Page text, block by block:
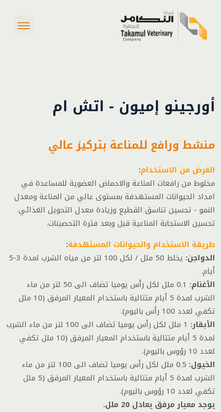
أورجينو إميون - اتش ام
منشط ورافع للمناعة بتركيز عالي
الغرض من الاستخدام:
مخلوط من رافعات المناعة والاحماض العضوية للمساعدة في
امداد الحيوانات المستهدفة بمستوى عالي من المناعة ومعدل
النمو - تحسين تناسق القطيع وزيادة معدل التحويل الغذائي.
تحسين الاستجابة المناعية قبل وبعد فترة التحصينات.
طريقة الاستخدام والحيوانات المستهدفة:
الدواجن:
يخلط 50 ملل / لكل 100 لتر من مياه الشرب لمدة 3-5
أيام.
الأغنام:
0.1 ملل لكل رأس يوميا تضاف الى 50 لتر من ماء
الشرب لمدة 5 أيام متتالية باستخدام المعيار المرفق (10 ملل
تكفي لعدد 100 رأس باليوم).
الأبقار:
1 ملل لكل رأس يوميا تضاف الى 100 لتر من ماء الشرب
لمدة 5 أيام متتالية باستخدام المعيار المرفق (10 ملل تكفي
لعدد 10 رؤوس باليوم).
الخيول:
0.5 ملل لكل رأس يوميا تضاف الى 100 لتر من ماء
الشرب لمدة 5 أيام متتالية باستخدام المعيار المرفق (5 ملل
تكفي لعدد 10 رؤوس باليوم).
يوجد معيار مرفق يعادل 20 ملل.